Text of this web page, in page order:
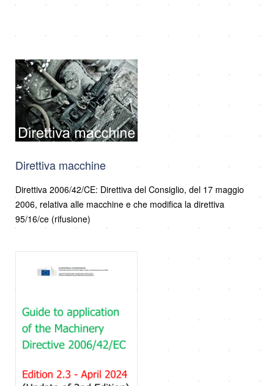
Direttiva macchine
Direttiva 2006/42/CE: Direttiva del Consiglio, del 17 maggio
2006, relativa alle macchine e che modifica la direttiva
95/16/ce (rifusione)